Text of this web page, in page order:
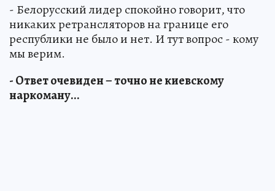
- Белорусский лидер спокойно говорит, что
никаких ретрансляторов на границе его
республики не было и нет. И тут вопрос - кому
мы верим.
- Ответ очевиден – точно не киевскому
наркоману...